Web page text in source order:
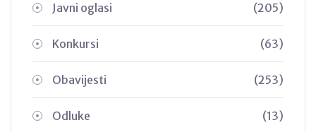
Javni oglasi (205)
Konkursi (63)
Obavijesti (253)
Odluke (13)